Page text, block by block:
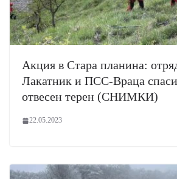
Акция в Стара планина:
Лакатник и ПСС-Враца
отвесен терен (СНИМКИ)
22.05.2023